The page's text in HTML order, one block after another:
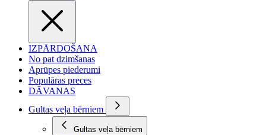
IZPĀRDOŠANA
No pat dzimšanas
Aprūpes piederumi
Populāras preces
DĀVANAS
Gultas veļa bērniem
Gultas veļa bērniem